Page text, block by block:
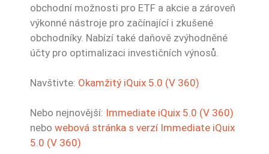
obchodní možnosti pro ETF a akcie a zároveň
výkonné nástroje pro začínající i zkušené
obchodníky. Nabízí také daňově zvýhodněné
účty pro optimalizaci investičních výnosů.
Navštivte: Okamžitý iQuix 5.0 (V 360)
Nebo nejnovější: Immediate iQuix 5.0 (V 360)
nebo webová stránka s verzí Immediate iQuix
5.0 (V 360)